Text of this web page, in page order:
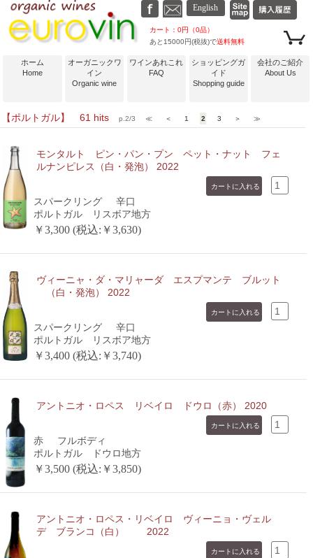
カート：0円（0品）
あと15000円(税抜)で送料無料
ホーム
Home
オーガニックワ
イン
Organic wine
ワインあれこれ
FAQ
ショッピングガ
イド
Shopping guide
会社のご紹介
About Us
【ポルトガル】 61 hitsp.2/3 ≪ ＜ 1 2 3 ＞ ≫
モンタルト ピン・パン・プン ペット・ナット フェ
ルナンピレス（白・発泡） 2022
スパークリング
辛口
ポルトガル リスボア地方
￥3,300 (税込:￥3,630)
ヴィーニャ・ダ・マリャーダ エスプマンテ ブルット
（白・発泡） 2022
スパークリング
辛口
ポルトガル リスボア地方
￥3,400 (税込:￥3,740)
アントニオ・ロペス リベイロ ドウロ（赤） 2020
赤
フルボディ
ポルトガル ドウロ地方
￥3,500 (税込:￥3,850)
アントニオ・ロペス・リベイロ ヴィーニョ・ヴェル
デ ブランコ（白） 2022